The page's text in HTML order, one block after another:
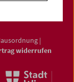
|
widerrufen